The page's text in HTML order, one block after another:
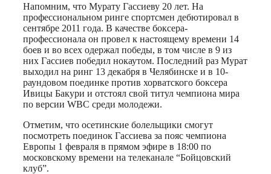
Напомним, что Мурату Гассиеву 20 лет. На
профессиональном ринге спортсмен дебютировал в
сентябре 2011 года. В качестве боксера-
профессионала он провел к настоящему времени 14
боев и во всех одержал победы, в том числе в 9 из
них Гассиев победил нокаутом. Последний раз Мурат
выходил на ринг 13 декабря в Челябинске и в 10-
раундовом поединке против хорватского боксера
Ивицы Бакури и отстоял свой титул чемпиона мира
по версии WBC среди молодежи.
Отметим, что осетинские болельщики смогут
посмотреть поединок Гассиева за пояс чемпиона
Европы 1 февраля в прямом эфире в 18:00 по
московскому времени на телеканале “Бойцовский
клуб”.